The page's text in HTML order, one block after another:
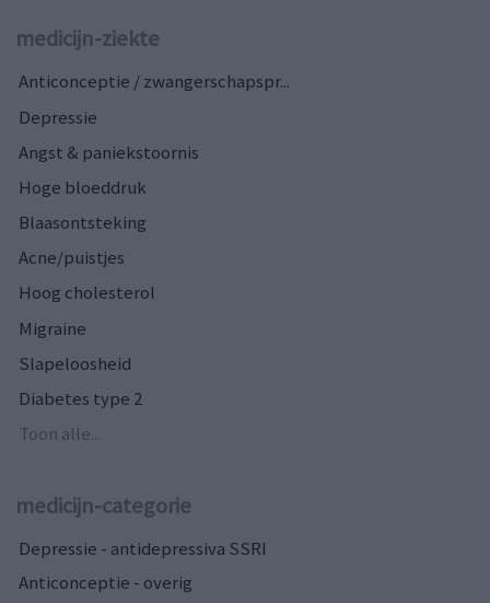
medicijn-ziekte
Anticonceptie / zwangerschapspr...
Depressie
Angst & paniekstoornis
Hoge bloeddruk
Blaasontsteking
Acne/puistjes
Hoog cholesterol
Migraine
Slapeloosheid
Diabetes type 2
Toon alle...
medicijn-categorie
Depressie - antidepressiva SSRI
Anticonceptie - overig